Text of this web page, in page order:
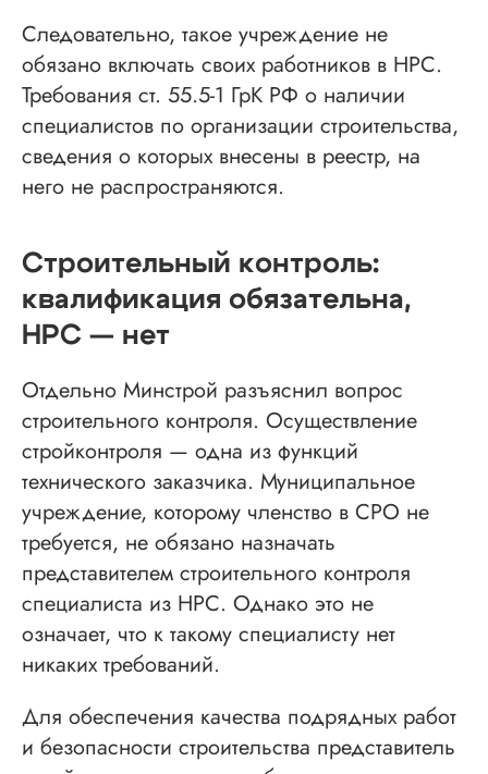
Следовательно, такое учреждение не
обязано включать своих работников в НРС.
Требования ст. 55.5-1 ГрК РФ о наличии
специалистов по организации строительства,
сведения о которых внесены в реестр, на
него не распространяются.
Строительный контроль:
квалификация обязательна,
НРС — нет
Отдельно Минстрой разъяснил вопрос
строительного контроля. Осуществление
стройконтроля — одна из функций
технического заказчика. Муниципальное
учреждение, которому членство в СРО не
требуется, не обязано назначать
представителем строительного контроля
специалиста из НРС. Однако это не
означает, что к такому специалисту нет
никаких требований.
Для обеспечения качества подрядных работ
и безопасности строительства представитель